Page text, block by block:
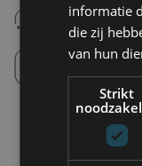
14 days to
Never regret it
Click and Collect
informatie
die zij
van hun
Strikt